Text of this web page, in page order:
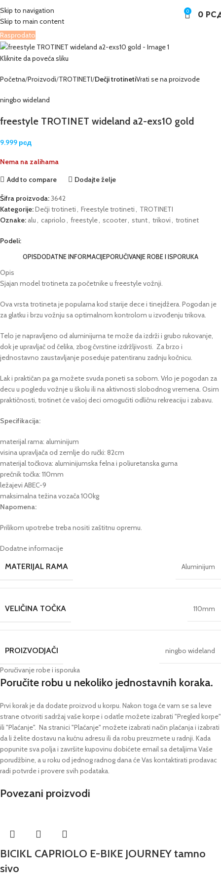
Skip to navigation
Skip to main content
0 0
Rasprodato
Kliknite da poveća sliku
Početna Proizvodi TROTINETI Dečji trotinetiVrati se na proizvode
ningbo wideland
freestyle TROTINET wideland a2-exs10 gold
9.999 рсд
Nema na zalihama
Add to compare
Dodajte želje
Šifra proizvoda:3642
Kategorije:Dečji trotineti, Freestyle trotineti, TROTINETI
Oznake: alu, capriolo, freestyle, scooter, stunt, trikovi, trotinet
Podeli:
OPISDODATNE INFORMACIJEPORUČIVANJE ROBE I ISPORUKA
Opis
Sjajan model trotineta za početnike u freestyle vožnji.
Ova vrsta trotineta je popularna kod starije dece i tinejdžera. Pogodan je
za glatku i brzu vožnju sa optimalnom kontrolom u izvođenju trikova.
Telo je napravljeno od aluminijuma te može da izdrži i grubo rukovanje,
dok je upravljač od čelika, zbog čvrstine izdržljivosti. Za brzo i
jednostavno zaustavljanje poseduje patentiranu zadnju kočnicu.
Lak i praktičan pa ga možete svuda poneti sa sobom. Vrlo je pogodan za
decu u pogledu vožnje u školu ili na aktivnosti slobodnog vremena. Osim
praktičnosti, trotinet će vašoj deci omogućiti odličnu rekreaciju i zabavu.
Specifikacija:
materijal rama: aluminijum
visina upravljača od zemlje do ručki: 82cm
materijal točkova: aluminijumska felna i poliuretanska guma
prečnik točka: 110mm
ležajevi ABEC-9
maksimalna težina vozača 100kg
Napomena:
Prilikom upotrebe treba nositi zaštitnu opremu.
Dodatne informacije
MATERIJAL RAMA Aluminijum
VELIČINA TOČKA 110mm
PROIZVODJAČI ningbo wideland
Poručivanje robe i isporuka
Poručite robu u nekoliko jednostavnih koraka.
Prvi korak je da dodate proizvod u korpu. Nakon toga će vam se sa leve
strane otvoriti sadržaj vaše korpe i odatle možete izabrati "Pregled korpe"
ili "Plaćanje". Na stranici "Plaćanje" možete izabrati način plaćanja i izabrati
da li želite dostavu na kućnu adresu ili da robu preuzmete u radnji. Kada
popunite sva polja i završite kupovinu dobićete email sa detaljima Vaše
porudžbine, a u roku od jednog radnog dana će Vas kontaktirati prodavac
radi potvrde i provere svih podataka.
Povezani proizvodi
BICIKL CAPRIOLO E-BIKE JOURNEY tamno
sivo